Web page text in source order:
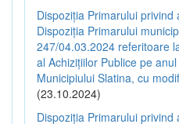
Dispoziția Primarului
Dispoziția Primarului
247/04.03.2024 referitoare
al Achizițiilor Publice pe
Municipiului Slatina, cu
(23.10.2024)
Dispoziția Primarului